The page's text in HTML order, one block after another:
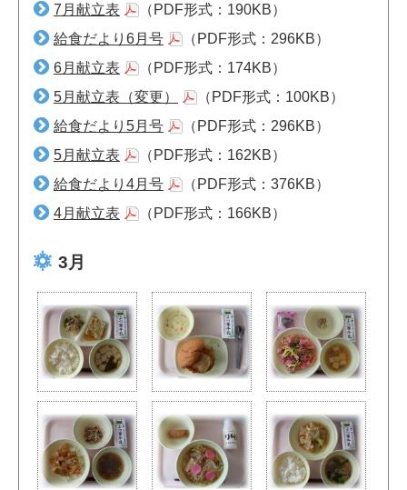
7月献立表
（PDF形式：190KB）
給食だより6月号
（PDF形式：296KB）
6月献立表
（PDF形式：174KB）
5月献立表（変更）
（PDF形式：100KB）
給食だより5月号
（PDF形式：296KB）
5月献立表
（PDF形式：162KB）
給食だより4月号
（PDF形式：376KB）
4月献立表
（PDF形式：166KB）
3月